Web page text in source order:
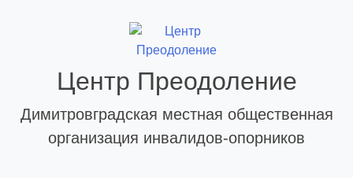
Центр Преодоление
Димитровградская местная общественная
организация инвалидов-опорников